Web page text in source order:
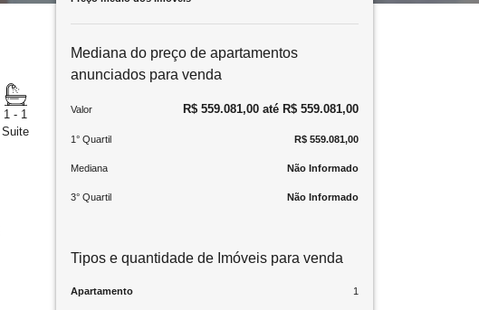
1 - 1
Suite
Mediana do preço de apartamentos
anunciados para venda
Valor R$ 559.081,00 até R$ 559.081,00
1° Quartil R$ 559.081,00
Mediana Não Informado
3° Quartil Não Informado
Tipos e quantidade de Imóveis para venda
Apartamento 1